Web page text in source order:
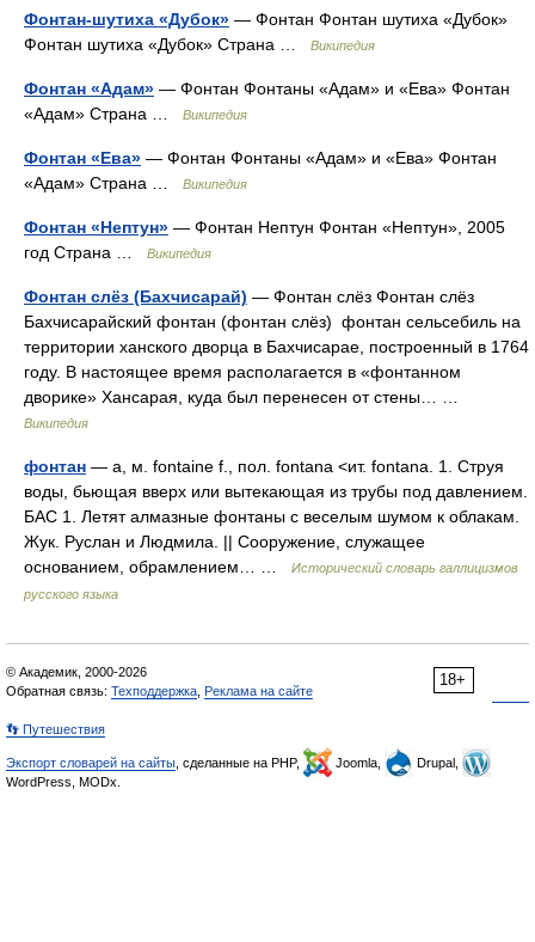
Фонтан-шутиха «Дубок» — Фонтан Фонтан шутиха «Дубок»
Фонтан шутиха «Дубок» Страна …
Википедия
Фонтан «Адам» — Фонтан Фонтаны «Адам» и «Ева» Фонтан
«Адам» Страна …
Википедия
Фонтан «Ева» — Фонтан Фонтаны «Адам» и «Ева» Фонтан
«Адам» Страна …
Википедия
Фонтан «Нептун» — Фонтан Нептун Фонтан «Нептун», 2005
год Страна …
Википедия
Фонтан слёз (Бахчисарай) — Фонтан слёз Фонтан слёз
Бахчисарайский фонтан (фонтан слёз) фонтан сельсебиль на
территории ханского дворца в Бахчисарае, построенный в 1764
году. В настоящее время располагается в «фонтанном
дворике» Хансарая, куда был перенесен от стены… …
Википедия
фонтан — а, м. fontaine f., пол. fontana <ит. fontana. 1. Струя
воды, бьющая вверх или вытекающая из трубы под давлением.
БАС 1. Летят алмазные фонтаны с веселым шумом к облакам.
Жук. Руслан и Людмила. || Сооружение, служащее
основанием, обрамлением… …
Исторический словарь галлицизмов
русского языка
18+
© Академик, 2000-2026
Обратная связь: Техподдержка Реклама на сайте
👣 Путешествия
Экспорт словарей на сайты , сделанные на PHP, Joomla,
Drupal,
WordPress, MODx.